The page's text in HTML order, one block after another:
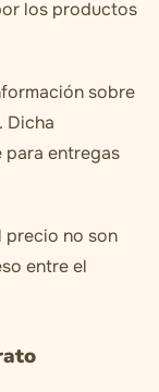
los productos
sobre
Dicha
para entregas
precio no son
entre el